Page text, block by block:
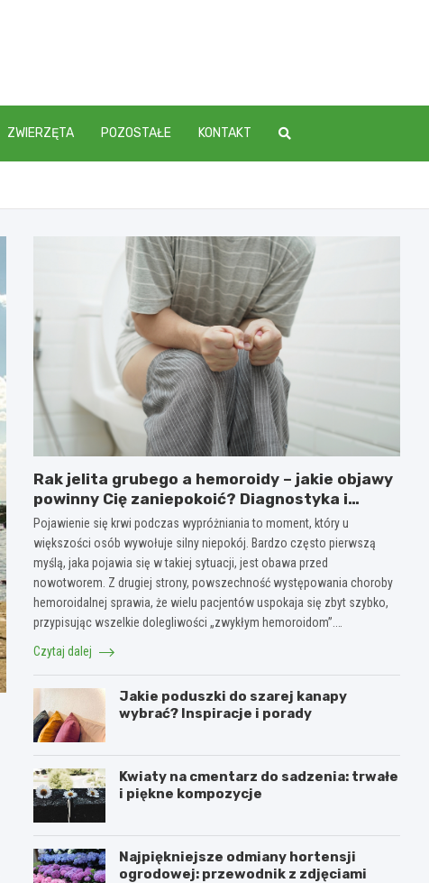
ZWIERZĘTA POZOSTAŁE KONTAKT
Rak jelita grubego a hemoroidy – jakie objawy
powinny Cię zaniepokoić? Diagnostyka i
różnice
Pojawienie się krwi podczas wypróżniania to moment, który u
większości osób wywołuje silny niepokój. Bardzo często pierwszą
myślą, jaka pojawia się w takiej sytuacji, jest obawa przed
nowotworem. Z drugiej strony, powszechność występowania choroby
hemoroidalnej sprawia, że wielu pacjentów uspokaja się zbyt szybko,
przypisując wszelkie dolegliwości „zwykłym hemoroidom”.…
Czytaj dalej
Jakie poduszki do szarej kanapy
wybrać? Inspiracje i porady
Kwiaty na cmentarz do sadzenia: trwałe
i piękne kompozycje
Najpiękniejsze odmiany hortensji
ogrodowej: przewodnik z zdjęciami